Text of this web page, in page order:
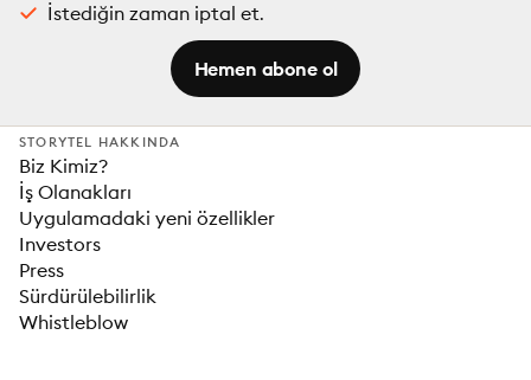
İstediğin zaman iptal et.
Hemen abone ol
STORYTEL HAKKINDA
Biz Kimiz?
İş Olanakları
Uygulamadaki yeni özellikler
Investors
Press
Sürdürülebilirlik
Whistleblow